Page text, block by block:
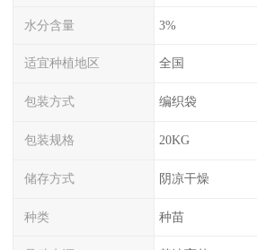
水分含量 3%
适宜种植地区 全国
包装方式 编织袋
包装规格 20KG
储存方式 阴凉干燥
种类 种苗